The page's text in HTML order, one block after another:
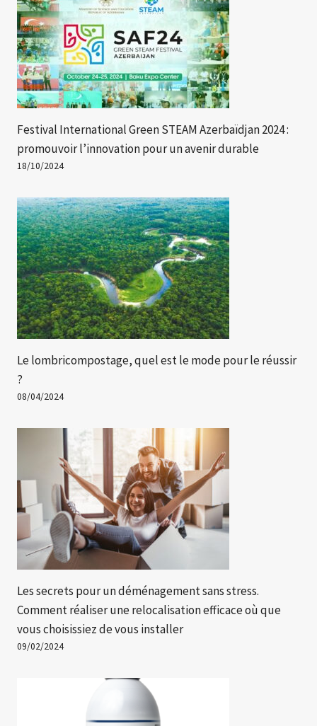
Festival International Green STEAM Azerbaïdjan 2024 :
promouvoir l’innovation pour un avenir durable
18/10/2024
Le lombricompostage, quel est le mode pour le réussir
?
08/04/2024
Les secrets pour un déménagement sans stress.
Comment réaliser une relocalisation efficace où que
vous choisissiez de vous installer
09/02/2024